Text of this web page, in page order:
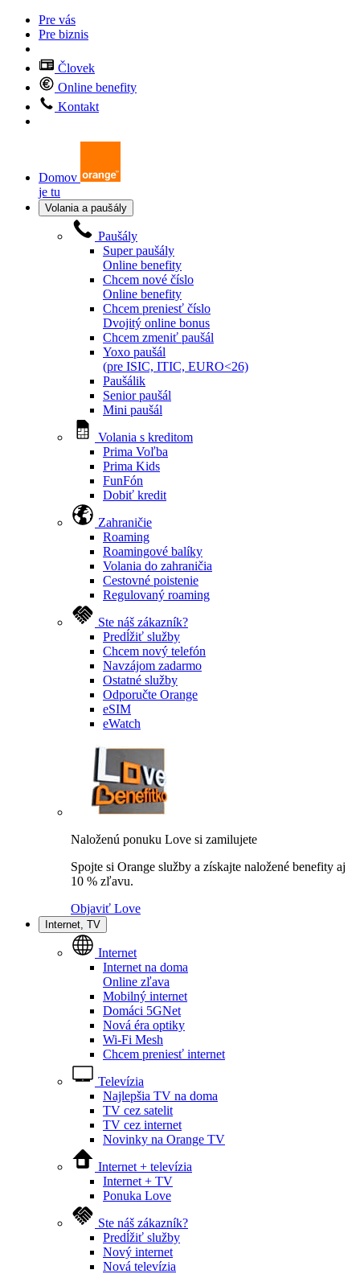
Pre vás
Pre biznis
Človek
Online benefity
Kontakt
Domov
je tu
Volania a paušály
Paušály
Super paušály
Online benefity
Chcem nové číslo
Online benefity
Chcem preniesť číslo
Dvojitý online bonus
Chcem zmeniť paušál
Yoxo paušál
(pre ISIC, ITIC, EURO<26)
Paušálik
Senior paušál
Mini paušál
Volania s kreditom
Prima Voľba
Prima Kids
FunFón
Dobiť kredit
Zahraničie
Roaming
Roamingové balíky
Volania do zahraničia
Cestovné poistenie
Regulovaný roaming
Ste náš zákazník?
Predĺžiť služby
Chcem nový telefón
Navzájom zadarmo
Ostatné služby
Odporučte Orange
eSIM
eWatch
Naloženú ponuku Love si zamilujete
Spojte si Orange služby a získajte naložené benefity aj
10 % zľavu.
Objaviť Love
Internet, TV
Internet
Internet na doma
Online zľava
Mobilný internet
Domáci 5GNet
Nová éra optiky
Wi-Fi Mesh
Chcem preniesť internet
Televízia
Najlepšia TV na doma
TV cez satelit
TV cez internet
Novinky na Orange TV
Internet + televízia
Internet + TV
Ponuka Love
Ste náš zákazník?
Predĺžiť služby
Nový internet
Nová televízia